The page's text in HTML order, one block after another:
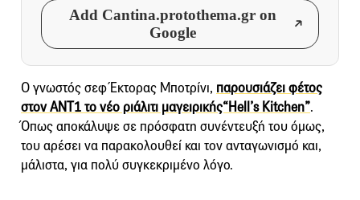
Add Cantina.protothema.gr on
Google
Ο γνωστός σεφ Έκτορας Μποτρίνι, παρουσιάζει φέτος
στον ΑΝΤ1 το νέο ριάλιτι μαγειρικής“Hell’s Kitchen”.
Όπως αποκάλυψε σε πρόσφατη συνέντευξή του όμως,
του αρέσει να παρακολουθεί και τον ανταγωνισμό και,
μάλιστα, για πολύ συγκεκριμένο λόγο.